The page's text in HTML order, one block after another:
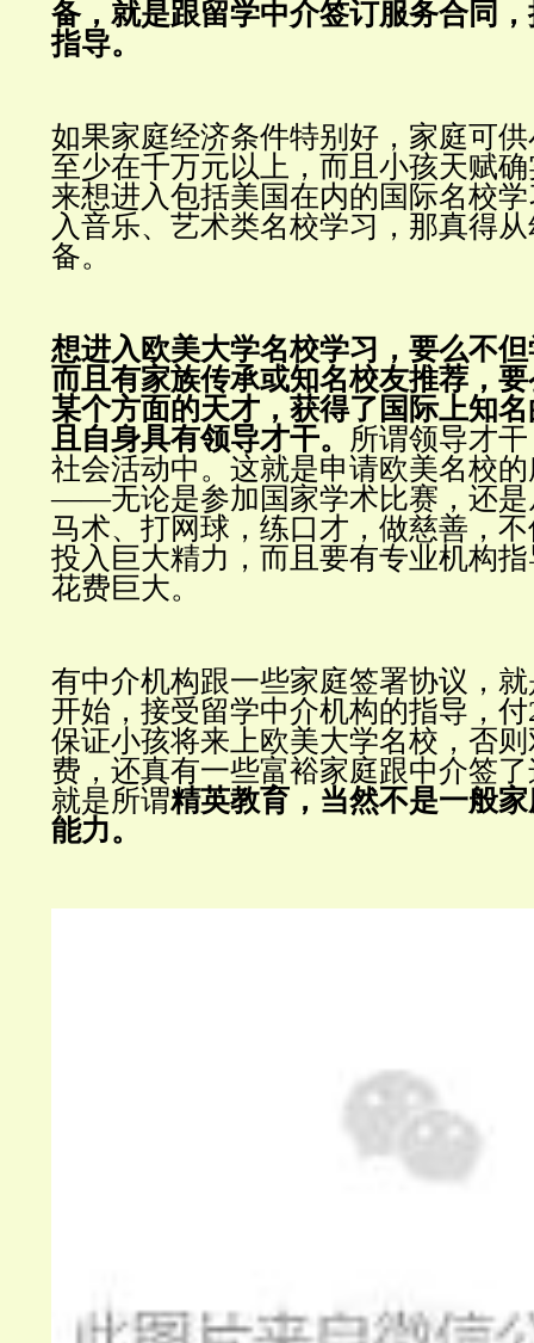
备，就是跟留学中介签订服务合同
指导。
如果家庭经济条件特别好，家庭可
至少在千万元以上，而且小孩天赋
来想进入包括美国在内的国际名校
入音乐、艺术类名校学习，那真得
备。
想进入欧美大学名校学习，要么不
而且有家族传承或知名校友推荐，
某个方面的天才，获得了国际上知
且自身具有领导才干。 所谓领导才
社会活动中。 这就是申请欧美名校
——无论是参加国家学术比赛，还是
马术、打网球，练口才，做慈善，
投入巨大精力，而且要有专业机构
花费巨大。
有中介机构跟一些家庭签署协议，
开始，接受留学中介机构的指导，
保证小孩将来上欧美大学名校，否
费，还真有一些富裕家庭跟中介签
就是所谓精英教育，当然不是一般
能力。